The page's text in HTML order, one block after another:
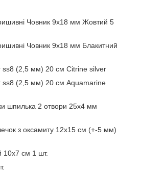
Човник 9х18 мм Жовтий 5
Човник 9х18 мм Блакитний
ss8 (2,5 мм) 20 см Сitrine silver
ss8 (2,5 мм) 20 см Aquamarine
шпилька 2 отвори 25х4 мм
з оксамиту 12х15 см (+-5 мм)
10х7 см 1 шт.